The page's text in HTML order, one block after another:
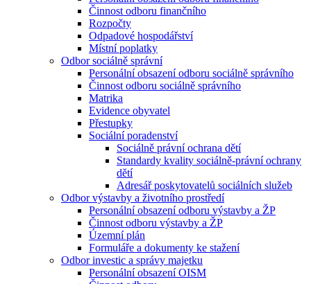
Činnost odboru finančního
Rozpočty
Odpadové hospodářství
Místní poplatky
Odbor sociálně správní
Personální obsazení odboru sociálně správního
Činnost odboru sociálně správního
Matrika
Evidence obyvatel
Přestupky
Sociální poradenství
Sociálně právní ochrana dětí
Standardy kvality sociálně-právní ochrany
dětí
Adresář poskytovatelů sociálních služeb
Odbor výstavby a životního prostředí
Personální obsazení odboru výstavby a ŽP
Činnost odboru výstavby a ŽP
Územní plán
Formuláře a dokumenty ke stažení
Odbor investic a správy majetku
Personální obsazení OISM